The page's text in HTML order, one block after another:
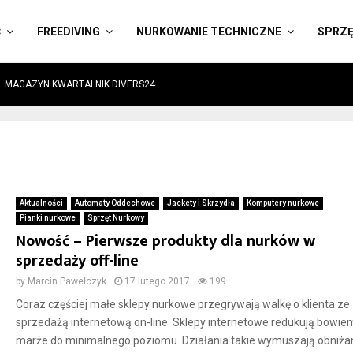
FREEDIVING NURKOWANIE TECHNICZNE
MAGAZYN KWARTALNIK DIVERS24
Aktualności Automaty Oddechowe Jackety i Skrzydła
Komputery nurkowe
Pianki nurkowe
Sprzęt Nurkowy
Nowość – Pierwsze produkty dla nurków w
sprzedaży off-line
by Marcin Pawełczyk 17 lutego 2017 199
Coraz częściej małe sklepy nurkowe przegrywają walkę o klienta ze
sprzedażą internetową on-line. Sklepy internetowe redukują
marże do minimalnego poziomu. Działania takie wymuszają